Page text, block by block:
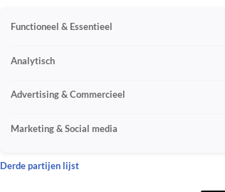
Functioneel & Essentieel
Analytisch
Advertising & Commercieel
Marketing & Social media
Derde partijen lijst